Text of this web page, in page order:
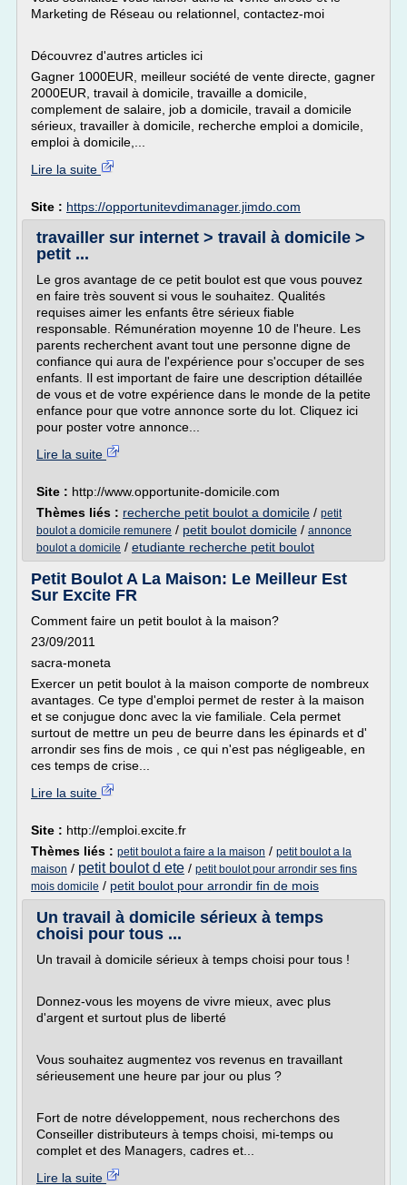
Marketing de Réseau ou relationnel, contactez-moi
Découvrez d'autres articles ici
Gagner 1000EUR, meilleur société de vente directe, gagner
2000EUR, travail à domicile, travaille a domicile,
complement de salaire, job a domicile, travail a domicile
sérieux, travailler à domicile, recherche emploi a domicile,
emploi à domicile,...
Lire la suite
Site : https://opportunitevdimanager.jimdo.com
travailler sur internet > travail à domicile >
petit ...
Le gros avantage de ce petit boulot est que vous pouvez
en faire très souvent si vous le souhaitez. Qualités
requises aimer les enfants être sérieux fiable
responsable. Rémunération moyenne 10 de l'heure. Les
parents recherchent avant tout une personne digne de
confiance qui aura de l'expérience pour s'occuper de ses
enfants. Il est important de faire une description détaillée
de vous et de votre expérience dans le monde de la petite
enfance pour que votre annonce sorte du lot. Cliquez ici
pour poster votre annonce...
Lire la suite
Site : http://www.opportunite-domicile.com
Thèmes liés : recherche petit boulot a domicile / petit
boulot a domicile remunere / petit boulot domicile / annonce
boulot a domicile / etudiante recherche petit boulot
Petit Boulot A La Maison: Le Meilleur Est
Sur Excite FR
Comment faire un petit boulot à la maison?
23/09/2011
sacra-moneta
Exercer un petit boulot à la maison comporte de nombreux
avantages. Ce type d'emploi permet de rester à la maison
et se conjugue donc avec la vie familiale. Cela permet
surtout de mettre un peu de beurre dans les épinards et d'
arrondir ses fins de mois , ce qui n'est pas négligeable, en
ces temps de crise...
Lire la suite
Site : http://emploi.excite.fr
Thèmes liés : petit boulot a faire a la maison / petit boulot a la
maison / petit boulot d ete / petit boulot pour arrondir ses fins
mois domicile / petit boulot pour arrondir fin de mois
Un travail à domicile sérieux à temps
choisi pour tous ...
Un travail à domicile sérieux à temps choisi pour tous !
Donnez-vous les moyens de vivre mieux, avec plus
d'argent et surtout plus de liberté
Vous souhaitez augmentez vos revenus en travaillant
sérieusement une heure par jour ou plus ?
Fort de notre développement, nous recherchons des
Conseiller distributeurs à temps choisi, mi-temps ou
complet et des Managers, cadres et...
Lire la suite